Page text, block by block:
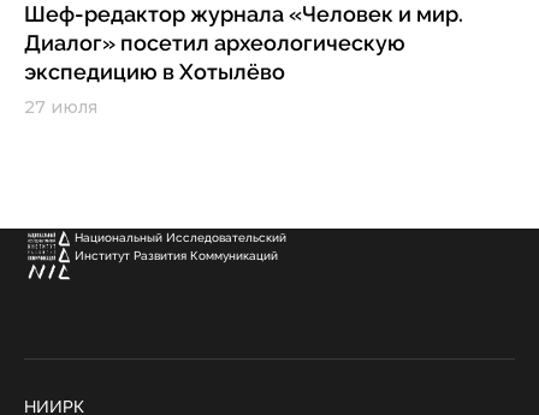
Шеф-редактор журнала «Человек и мир.
Диалог» посетил археологическую
экспедицию в Хотылёво
27 июля
Национальный Исследовательский
Институт Развития Коммуникаций
НИИРК